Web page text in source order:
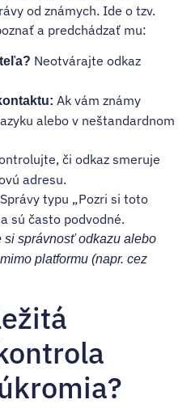
od známych. Ide o tzv.
a predchádzať mu:
Neotvárajte odkaz
Ak vám známy
alebo v neštandardnom
či odkaz smeruje
adresu.
Správy typu „Pozri si toto
sú často podvodné.
si správnosť odkazu alebo
platformu (napr. cez